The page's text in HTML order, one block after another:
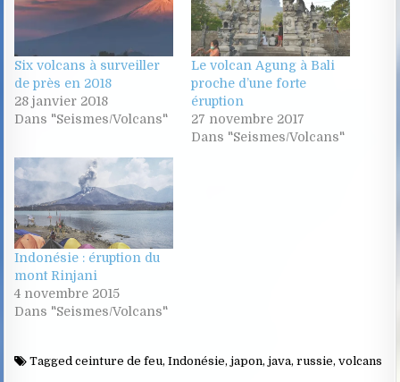
Six volcans à surveiller
de près en 2018
28 janvier 2018
Dans "Seismes/Volcans"
Le volcan Agung à Bali
proche d’une forte
éruption
27 novembre 2017
Dans "Seismes/Volcans"
Indonésie : éruption du
mont Rinjani
4 novembre 2015
Dans "Seismes/Volcans"
Taggedceinture de feu,Indonésie,japon,java,russie,volcans